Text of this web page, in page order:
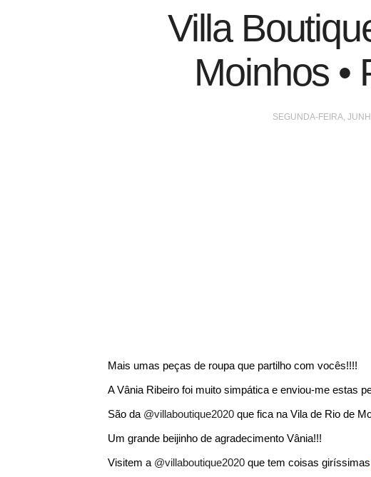
Villa
Moinhos •
SEGUNDA-FEIRA,
Mais umas peças de roupa que partilho com vocês!!!!
A Vânia Ribeiro foi muito simpática e enviou-me estas
São da @villaboutique2020que fica na Vila de Rio de
Um grande beijinho de agradecimento Vânia!!!
Visitem a @villaboutique2020que tem coisas giríssimas